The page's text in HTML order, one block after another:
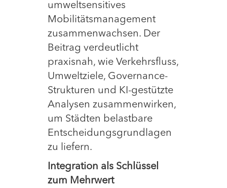
umweltsensitives
Mobilitätsmanagement
zusammenwachsen. Der
Beitrag verdeutlicht
praxisnah, wie Verkehrsfluss,
Umweltziele, Governance-
Strukturen und KI-gestützte
Analysen zusammenwirken,
um Städten belastbare
Entscheidungsgrundlagen
zu liefern.
Integration als Schlüssel
zum Mehrwert